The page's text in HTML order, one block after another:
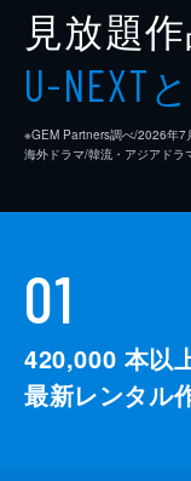
見放題
U-NEXT
※GEM Partners調べ/2026年7
海外ドラマ/韓流・アジアドラ
01
420,000 本以
最新レンタル